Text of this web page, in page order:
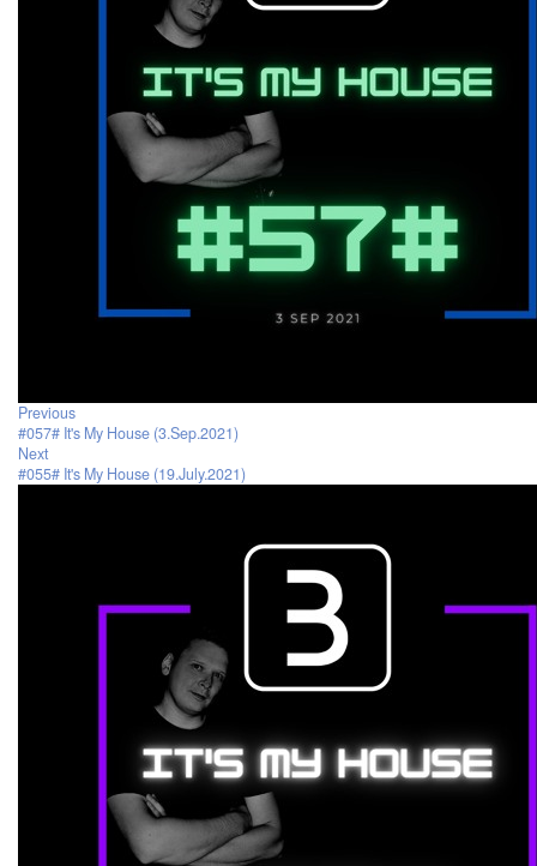
Previous
#057# It's My House (3.Sep.2021)
Next
#055# It's My House (19.July.2021)